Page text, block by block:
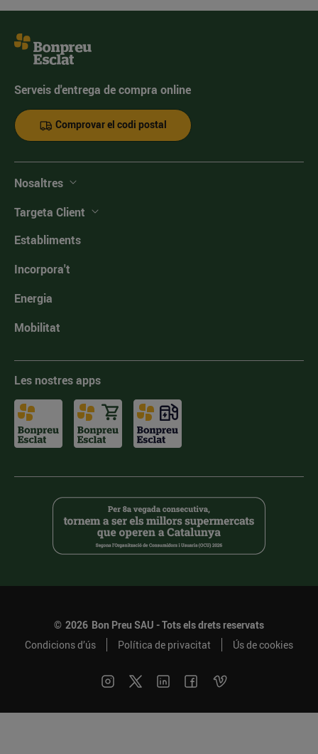
Serveis d'entrega de compra online
Comprovar el codi postal
Nosaltres
Targeta Client
Establiments
Incorpora't
Energia
Mobilitat
Les nostres apps
© 2026 Bon Preu SAU - Tots els drets reservats
Condicions d’ús
Política de privacitat Ús de cookies